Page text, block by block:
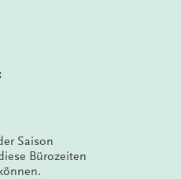
Saison
Bürozeiten